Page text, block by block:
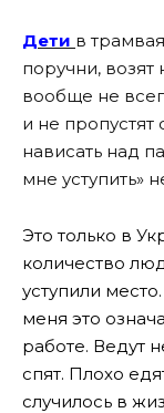
Дети в
поручни,
вообще не
и не
нависать над
мне уступить»
Это только в
количество
уступили
меня это
работе. Ведут
спят. Плохо
случилось в